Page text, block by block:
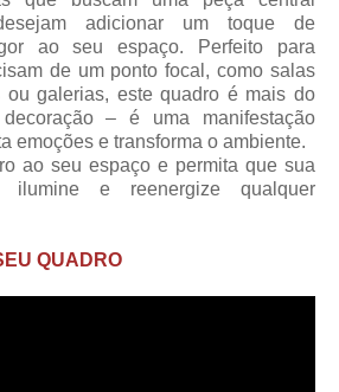
adicionar um toque de
ao seu espaço. Perfeito para
de um ponto focal, como salas
ou galerias, este quadro é mais do
– é uma manifestação
emoções e transforma o ambiente.
ao seu espaço e permita que sua
ilumine e reenergize qualquer
QUADRO